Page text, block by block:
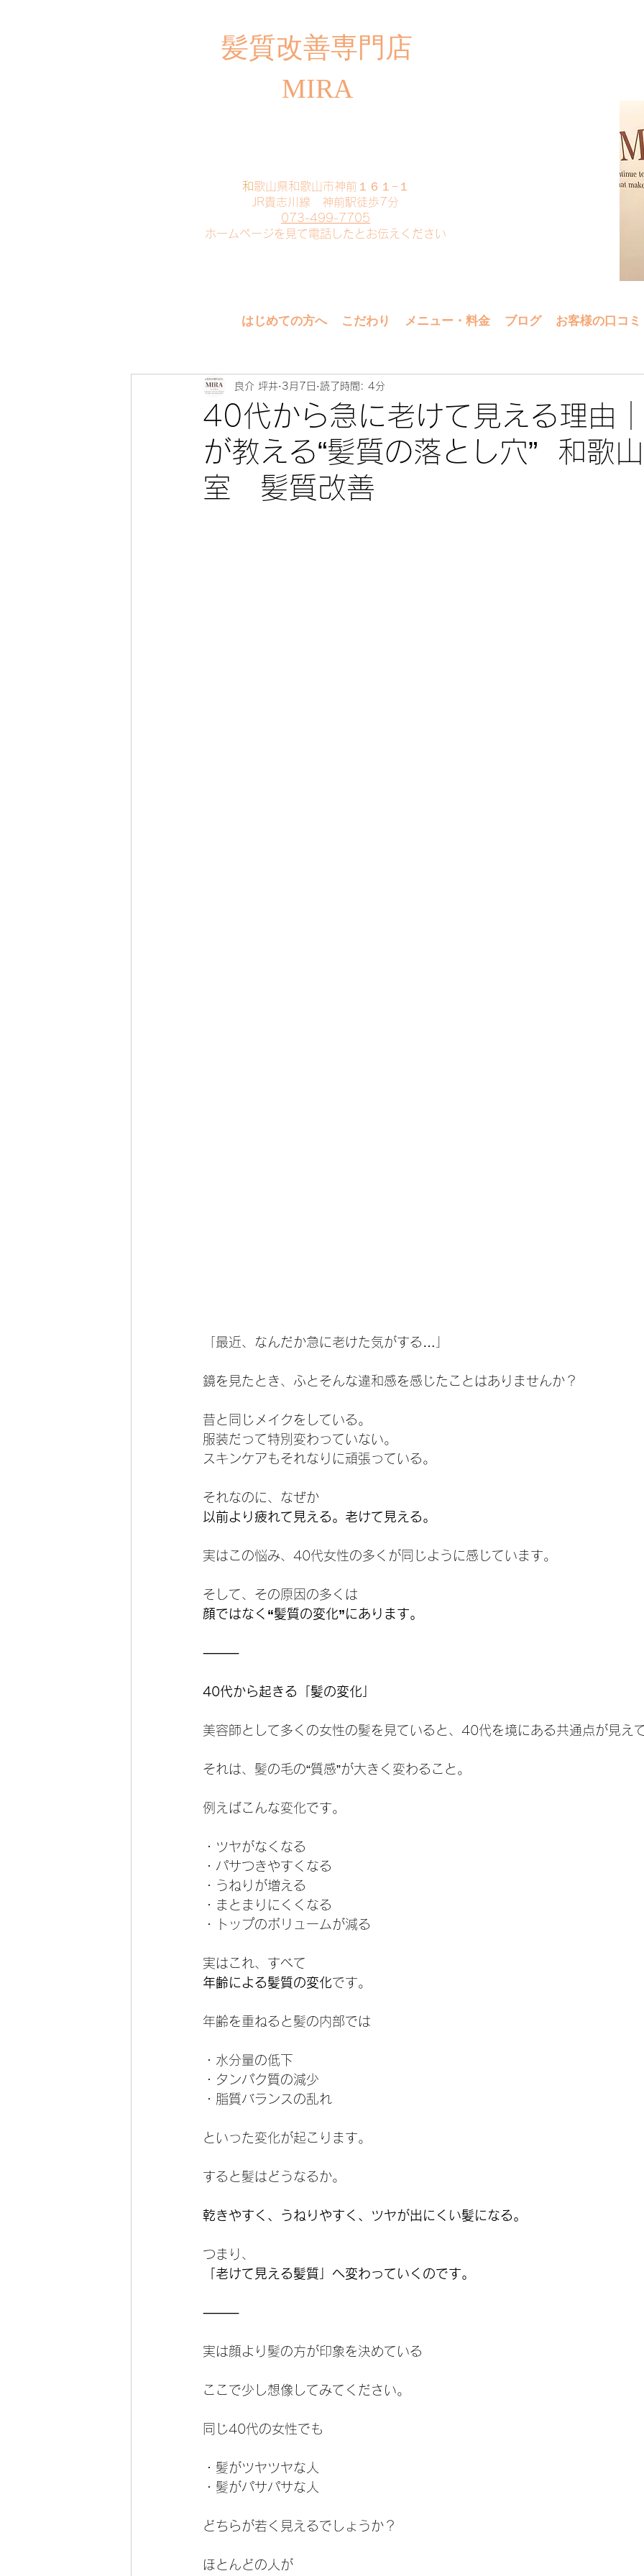
​髪質改善専門店
MIRA
​和歌山県和歌山市神前１６１−１
JR貴志川線 神前駅徒歩7分
073-499-7705
​ホームページを見て電話したとお伝えください
はじめての方へ こだわり メニュー・料金 ブログ お客様の口コミ
40代から急に老けて見える理由
が教える“髪質の落とし穴” 和歌
室 髪質改善
良介 坪井 3月7日 読了時間: 4分
「最近、なんだか急に老けた気がする…」
鏡を見たとき、ふとそんな違和感を感じたことはありませんか？
昔と同じメイクをしている。
服装だって特別変わっていない。
スキンケアもそれなりに頑張っている。
それなのに、なぜか
以前より疲れて見える。老けて見える。
実はこの悩み、40代女性の多くが同じように感じています。
そして、その原因の多くは
顔ではなく“髪質の変化”にあります。
⸻
40代から起きる「髪の変化」
美容師として多くの女性の髪を見ていると、40代を境にある共通点が見え
それは、髪の毛の“質感”が大きく変わること。
例えばこんな変化です。
・ツヤがなくなる
・パサつきやすくなる
・うねりが増える
・まとまりにくくなる
・トップのボリュームが減る
実はこれ、すべて
年齢による髪質の変化です。
年齢を重ねると髪の内部では
・水分量の低下
・タンパク質の減少
・脂質バランスの乱れ
といった変化が起こります。
すると髪はどうなるか。
乾きやすく、うねりやすく、ツヤが出にくい髪になる。
つまり、
「老けて見える髪質」へ変わっていくのです。
⸻
実は顔より髪の方が印象を決めている
ここで少し想像してみてください。
同じ40代の女性でも
・髪がツヤツヤな人
・髪がパサパサな人
どちらが若く見えるでしょうか？
ほとんどの人が